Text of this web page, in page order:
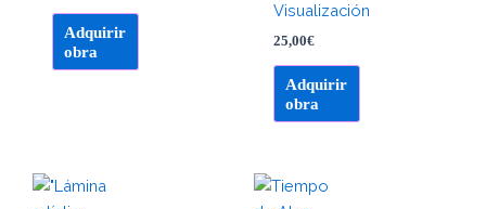
Adquirir
obra
Visualización
25,00€
Adquirir
obra